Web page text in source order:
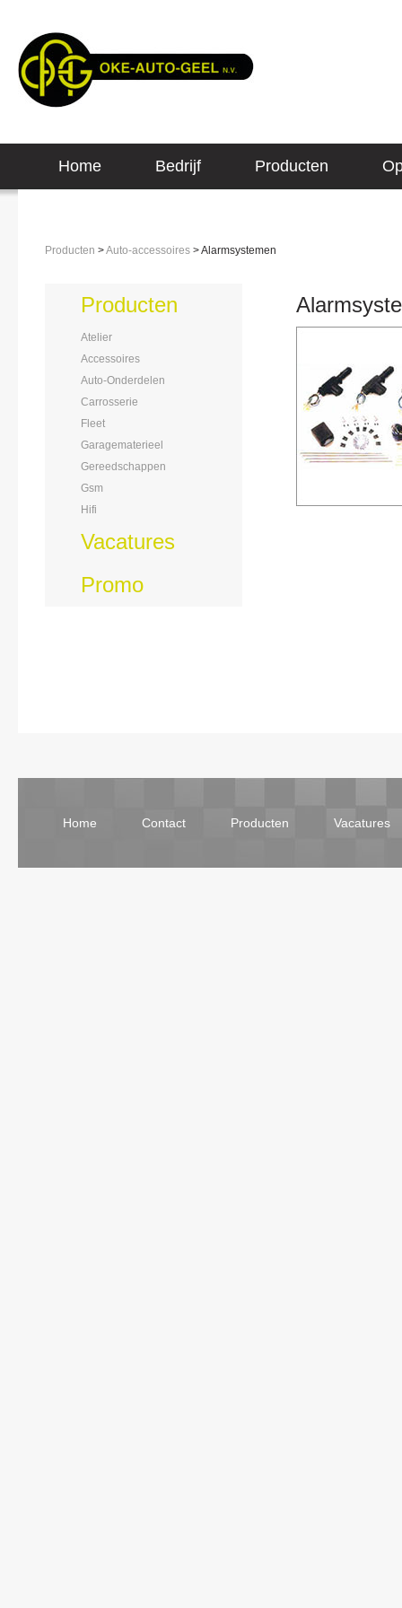
Home Bedrijf Producten
Producten >Auto-accessoires > Alarmsystemen
Producten
Atelier
Accessoires
Auto-Onderdelen
Carrosserie
Fleet
Garagematerieel
Gereedschappen
Gsm
Hifi
Vacatures
Promo
Home Contact Producten Vacatures